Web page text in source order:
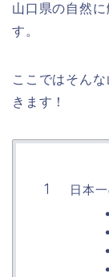
山口県の自然
す。
ここではそん
きます！
日本